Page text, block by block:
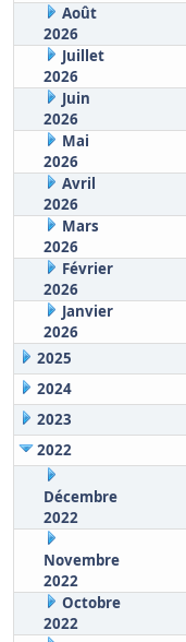
Août
2026
Juillet
2026
Juin
2026
Mai
2026
Avril
2026
Mars
2026
Février
2026
Janvier
2026
2025
2024
2023
2022
Décembre
2022
Novembre
2022
Octobre
2022